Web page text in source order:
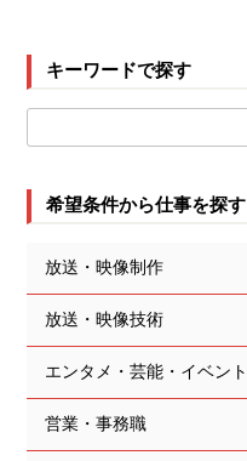
キーワードで探す
希望条件から仕事を探す
放送・映像制作
放送・映像技術
エンタメ・芸能・イベント
営業・事務職